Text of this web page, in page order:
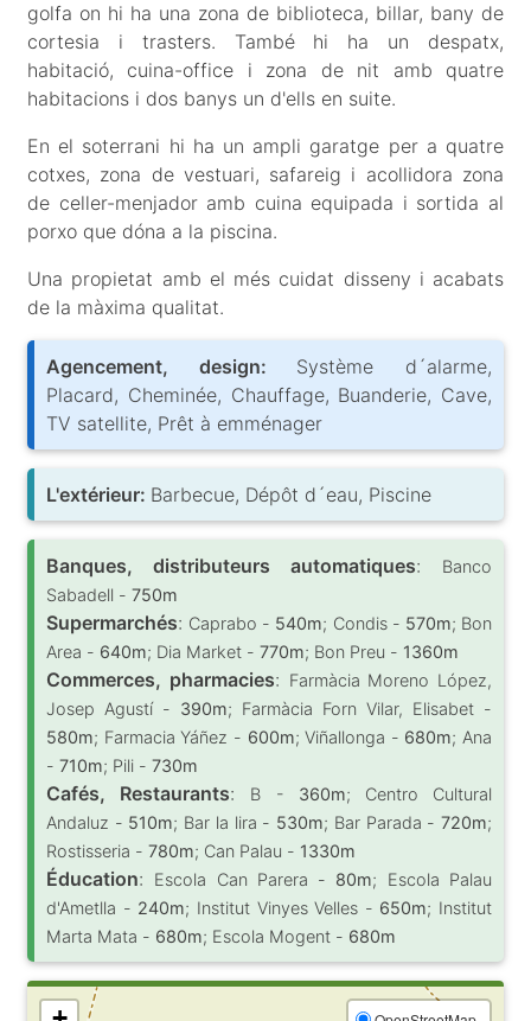
golfa on hi ha una zona de biblioteca, billar, bany de
cortesia i trasters. També hi ha un despatx,
habitació, cuina-office i zona de nit amb quatre
habitacions i dos banys un d'ells en suite.
En el soterrani hi ha un ampli garatge per a quatre
cotxes, zona de vestuari, safareig i acollidora zona
de celler-menjador amb cuina equipada i sortida al
porxo que dóna a la piscina.
Una propietat amb el més cuidat disseny i acabats
de la màxima qualitat.
Agencement, design: Système d´alarme,
Placard, Cheminée, Chauffage, Buanderie, Cave,
TV satellite, Prêt à emménager
L'extérieur: Barbecue, Dépôt d´eau, Piscine
Banques, distributeurs automatiques:
Banco
Sabadell - 750m
Supermarchés: Caprabo - 540m; Condis - 570m; Bon
Area - 640m; Dia Market - 770m; Bon Preu - 1360m
Commerces, pharmacies: Farmàcia Moreno López,
Josep Agustí - 390m; Farmàcia Forn Vilar, Elisabet -
580m; Farmacia Yáñez - 600m; Viñallonga - 680m; Ana
- 710m; Pili - 730m
Cafés, Restaurants: B - 360m; Centro Cultural
Andaluz - 510m; Bar la lira - 530m; Bar Parada -720m;
Rostisseria - 780m; Can Palau - 1330m
Éducation: Escola Can Parera - 80m; Escola Palau
d'Ametlla - 240m; Institut Vinyes Velles - 650m; Institut
Marta Mata - 680m; Escola Mogent - 680m